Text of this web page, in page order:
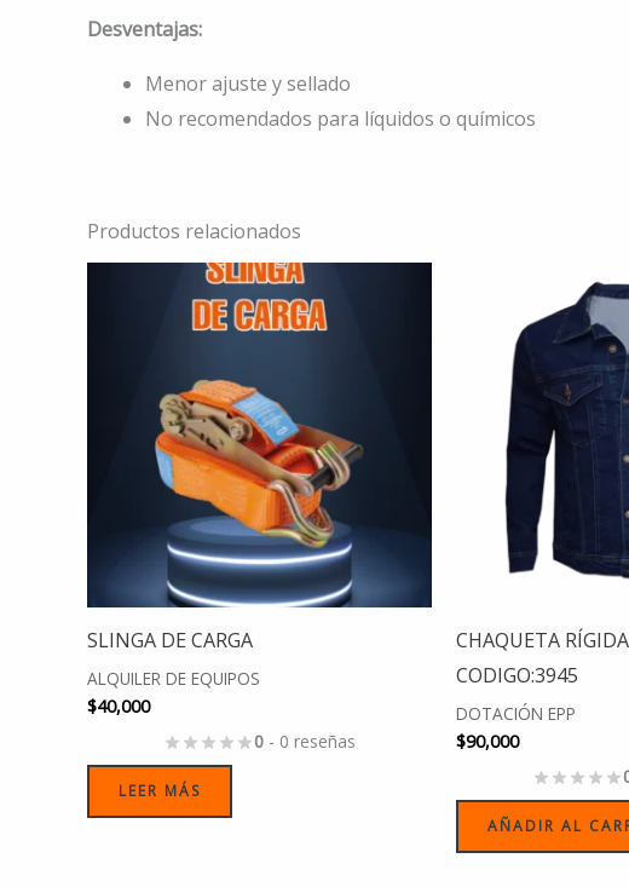
Desventajas:
Menor ajuste y sellado
No recomendados para líquidos o químicos
Productos relacionados
SLINGA DE CARGA
ALQUILER DE EQUIPOS
$40,000
0 - 0 reseñas
LEER MÁS
CHAQUETA
CODIGO:3945
DOTACIÓN EPP
$90,000
AÑADIR AL